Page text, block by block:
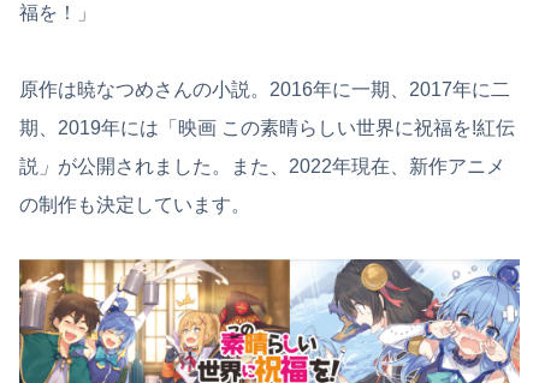
福を！」
原作は暁なつめさんの小説。2016年に一期、2017年に二
期、2019年には「映画 この素晴らしい世界に祝福を!紅伝
説 」 が公開されました。また、2022年現在、新作アニメ
の制作も決定しています。